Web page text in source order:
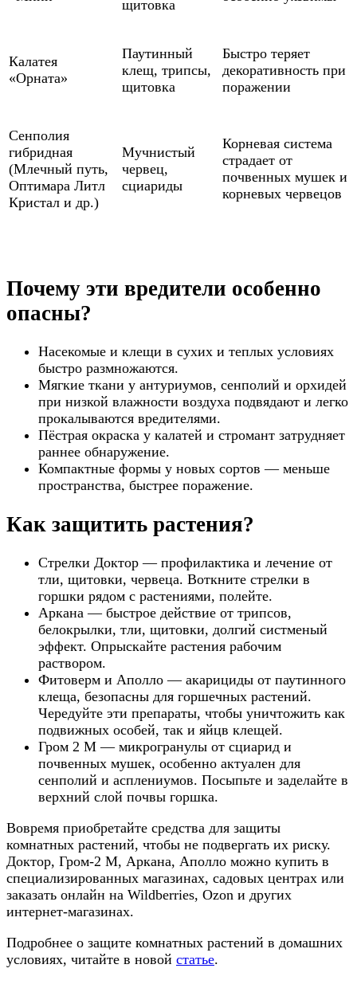
щитовка
Калатея
«Орната»
Паутинный
клещ, трипсы,
щитовка
Быстро теряет
декоративность при
поражении
Сенполия
гибридная
(Млечный путь,
Оптимара Литл
Кристал и др.)
Мучнистый
червец,
сциариды
Корневая система
страдает от
почвенных мушек и
корневых червецов
Почему эти вредители особенно
опасны?
Насекомые и клещи в сухих и теплых условиях
быстро размножаются.
Мягкие ткани у антуриумов, сенполий и орхидей
при низкой влажности воздуха подвядают и легко
прокалываются вредителями.
Пёстрая окраска у калатей и стромант затрудняет
раннее обнаружение.
Компактные формы у новых сортов — меньше
пространства, быстрее поражение.
Как защитить растения?
Стрелки Доктор — профилактика и лечение от
тли, щитовки, червеца. Воткните стрелки в
горшки рядом с растениями, полейте.
Аркана — быстрое действие от трипсов,
белокрылки, тли, щитовки, долгий систменый
эффект. Опрыскайте растения рабочим
раствором.
Фитоверм и Аполло — акарициды от паутинного
клеща, безопасны для горшечных растений.
Чередуйте эти препараты, чтобы уничтожить как
подвижных особей, так и яйцв клещей.
Гром 2 М — микрогранулы от сциарид и
почвенных мушек, особенно актуален для
сенполий и асплениумов. Посыпьте и заделайте в
верхний слой почвы горшка.
Вовремя приобретайте средства для защиты
комнатных растений, чтобы не подвергать их риску.
Доктор, Гром-2 М, Аркана, Аполло можно купить в
специализированных магазинах, садовых центрах или
заказать онлайн на Wildberries, Ozon и других
интернет-магазинах.
Подробнее о защите комнатных растений в домашних
условиях, читайте в новой статье.